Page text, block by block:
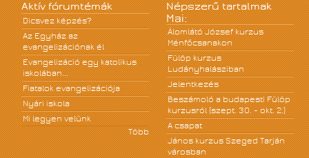
Aktív fórumtémák
Dicsvez képzés?
Az Egyház az
evangelizációnak él
Evangelizáció egy katolikus
iskolában...
Fiatalok evangelizációja
Nyári iskola
Mi legyen velünk
Több
Népszerű tartalmak
Mai:
Álomlátó József kurzus
Ménfőcsanakon
Fülöp kurzus
Ludányhalásziban
Jelentkezés
Beszámoló a budapesti Fülöp
kurzusról (szept. 30. - okt. 2.)
A csapat
János kurzus Szeged Tarján
városban